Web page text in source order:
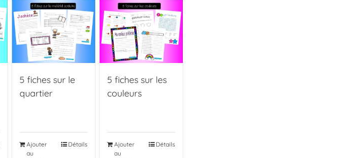
5 fiches sur le
quartier
Ajouter
au
Détails
5 fiches sur les
couleurs
Ajouter
au
Détails